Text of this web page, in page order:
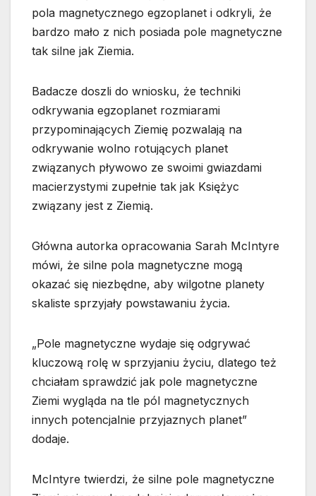
pola magnetycznego egzoplanet i odkryli, że
bardzo mało z nich posiada pole magnetyczne
tak silne jak Ziemia.
Badacze doszli do wniosku, że techniki
odkrywania egzoplanet rozmiarami
przypominających Ziemię pozwalają na
odkrywanie wolno rotujących planet
związanych pływowo ze swoimi gwiazdami
macierzystymi zupełnie tak jak Księżyc
związany jest z Ziemią.
Główna autorka opracowania Sarah McIntyre
mówi, że silne pola magnetyczne mogą
okazać się niezbędne, aby wilgotne planety
skaliste sprzyjały powstawaniu życia.
„Pole magnetyczne wydaje się odgrywać
kluczową rolę w sprzyjaniu życiu, dlatego też
chciałam sprawdzić jak pole magnetyczne
Ziemi wygląda na tle pól magnetycznych
innych potencjalnie przyjaznych planet”
dodaje.
McIntyre twierdzi, że silne pole magnetyczne